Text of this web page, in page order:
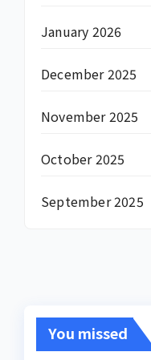
January 2026
December 2025
November 2025
October 2025
September 2025
You missed